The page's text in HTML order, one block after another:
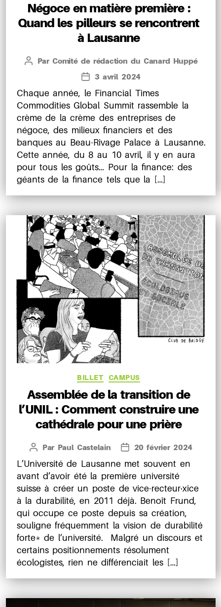
Négoce en matière première :
Quand les pilleurs se rencontrent
à Lausanne
Auteur
Par Comité de rédaction du Canard Huppé
Date
de
l’article
3 avril 2024
Chaque année, le Financial Times
Commodities Global Summit rassemble la
crème de la crème des entreprises de
négoce, des milieux financiers et des
banques au Beau-Rivage Palace à Lausanne.
Cette année, du 8 au 10 avril, il y en aura
pour tous les goûts… Pour la finance: des
géants de la finance tels que la […]
Catégories
BILLET CAMPUS
Assemblée de la transition de
l’UNIL : Comment construire une
cathédrale pour une prière
Auteur
l’article
Par Paul Castelain
Date
l’article
20 février 2024
L’Université de Lausanne met souvent en
avant d’avoir été la première université
suisse à créer un poste de vice-recteur·xice
à la durabilité, en 2011 déjà. Benoît Frund,
qui occupe ce poste depuis sa création,
souligne fréquemment la vision de durabilité
forte​*​ de l’université. Malgré un discours et
certains positionnements résolument
écologistes, rien ne différenciait les […]